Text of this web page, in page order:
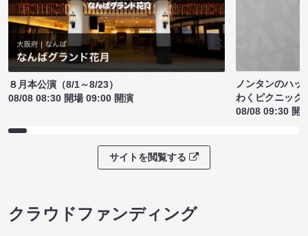
８月本公演（8/1～8/23）
08/08 08:30 開場 09:00 開演
ノンタンのハッ
わくピクニック
08/08 09:30 開
サイトを閲覧する
クラウドファンディング